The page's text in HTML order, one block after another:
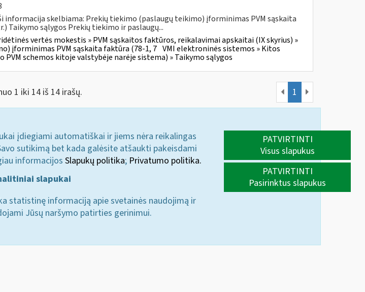
informacija skelbiama: Prekių tiekimo (paslaugų teikimo) įforminimas PVM sąskaita
Taikymo sąlygos Prekių tiekimo ir paslaugų...
vertės mokestis » PVM sąskaitos faktūros, reikalavimai apskaitai (IX skyrius) »
įforminimas PVM sąskaita faktūra (78-1, 7 VMI elektroninės sistemos » Kitos
PVM schemos kitoje valstybėje narėje sistema) » Taikymo sąlygos
1 iki 14 iš 14 irašų. 1
įdiegiami automatiškai ir jiems nėra reikalingas
sutikimą bet kada galėsite atšaukti pakeisdami
informacijos Slapukų politika; Privatumo politika.
slapukai
statistinę informaciją apie svetainės naudojimą ir
Jūsų naršymo patirties gerinimui.
PATVIRTINTI
Visus slapukus
PATVIRTINTI
Pasirinktus slapukus